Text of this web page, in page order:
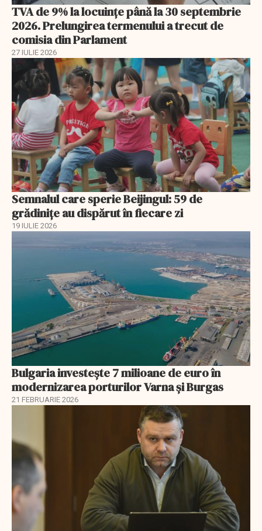
TVA de 9% la locuințe până la 30 septembrie
2026. Prelungirea termenului a trecut de
comisia din Parlament
27 IULIE 2026
Semnalul care sperie Beijingul: 59 de
grădinițe au dispărut în fiecare zi
19 IULIE 2026
Bulgaria investește 7 milioane de euro în
modernizarea porturilor Varna și Burgas
21 FEBRUARIE 2026